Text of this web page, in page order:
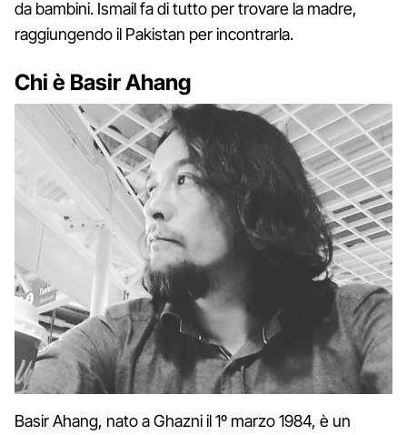
da bambini. Ismail fa di tutto per trovare la madre,
raggiungendo il Pakistan per incontrarla.
Chi è Basir Ahang
Basir Ahang, nato a Ghazni il 1º marzo 1984, è un